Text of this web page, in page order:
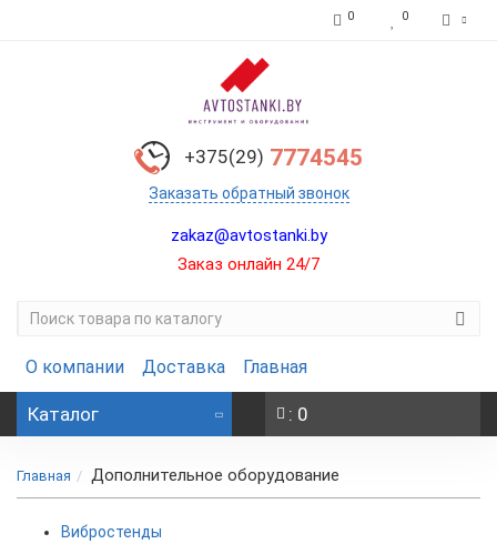
0 0
+375(29) 7774545
Заказать обратный звонок
zakaz@avtostanki.by
Заказ онлайн 24/7
О компании Доставка Главная
Каталог : 0
Главная Дополнительное оборудование
Вибростенды